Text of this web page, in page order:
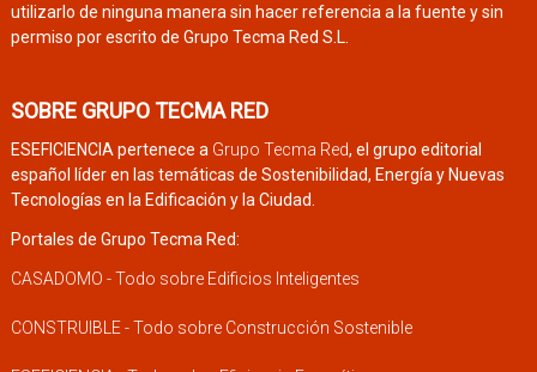
utilizarlo de ninguna manera sin hacer referencia a la fuente y sin
permiso por escrito de Grupo Tecma Red S.L.
SOBRE GRUPO TECMA RED
ESEFICIENCIA pertenece a Grupo Tecma Red, el grupo editorial
español líder en las temáticas de Sostenibilidad, Energía y Nuevas
Tecnologías en la Edificación y la Ciudad.
Portales de Grupo Tecma Red:
CASADOMO - Todo sobre Edificios Inteligentes
CONSTRUIBLE - Todo sobre Construcción Sostenible